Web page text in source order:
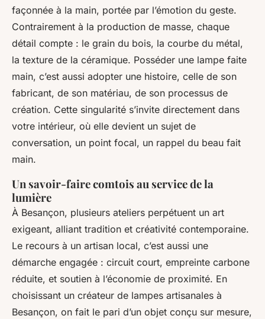
façonnée à la main, portée par l’émotion du geste.
Contrairement à la production de masse, chaque
détail compte : le grain du bois, la courbe du métal,
la texture de la céramique. Posséder une lampe faite
main, c’est aussi adopter une histoire, celle de son
fabricant, de son matériau, de son processus de
création. Cette singularité s’invite directement dans
votre intérieur, où elle devient un sujet de
conversation, un point focal, un rappel du beau fait
main.
Un savoir-faire comtois au service de la
lumière
À Besançon, plusieurs ateliers perpétuent un art
exigeant, alliant tradition et créativité contemporaine.
Le recours à un artisan local, c’est aussi une
démarche engagée : circuit court, empreinte carbone
réduite, et soutien à l’économie de proximité. En
choisissant un créateur de lampes artisanales à
Besançon, on fait le pari d’un objet conçu sur mesure,